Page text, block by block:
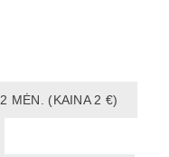
MĖN. (KAINA 2 €)